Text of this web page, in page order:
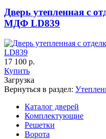
Порошковое
К-11 С
Дверь утепленная с
МДФ LD839
LD839
17 100 р.
Купить
Загрузка
Вернуться в раздел:
Каталог дверей
Комплектующие
Решетки
Ворота